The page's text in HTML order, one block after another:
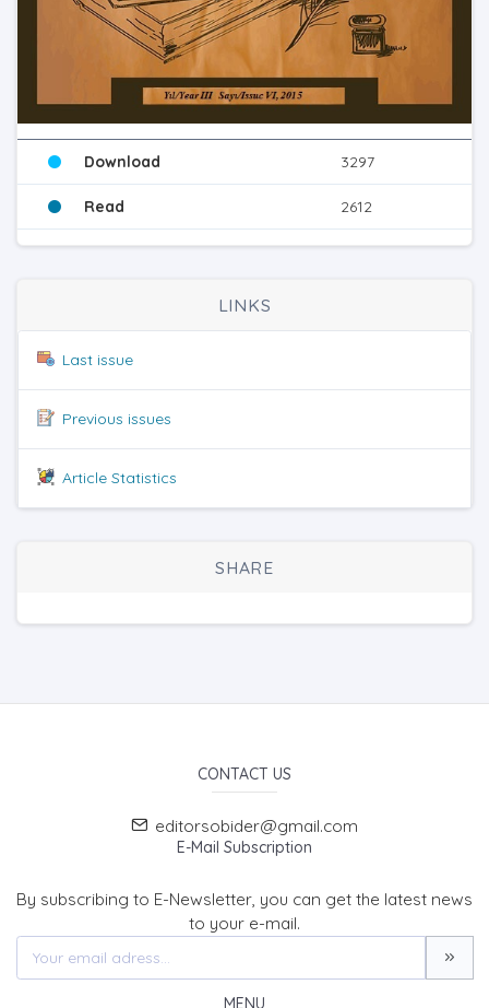
Download 3297
Read 2612
LINKS
Last issue
Previous issues
Article Statistics
SHARE
CONTACT US
editorsobider@gmail.com
E-Mail Subscription
By subscribing to E-Newsletter, you can get the latest news
to your e-mail.
MENU